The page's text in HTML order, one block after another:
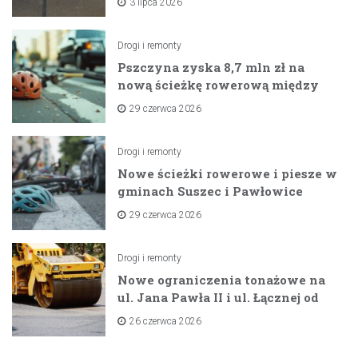
3 lipca 2026
Drogi i remonty
Pszczyna zyska 8,7 mln zł na
nową ścieżkę rowerową między
zaporami
29 czerwca 2026
Drogi i remonty
Nowe ścieżki rowerowe i piesze w
gminach Suszec i Pawłowice
dzięki unijnemu wsparciu
29 czerwca 2026
Drogi i remonty
Nowe ograniczenia tonażowe na
ul. Jana Pawła II i ul. Łącznej od
lipca 2026 roku
26 czerwca 2026